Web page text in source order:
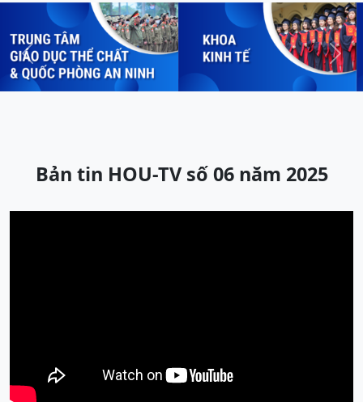
Previous Next
Bản tin HOU-TV số 06 năm 2025